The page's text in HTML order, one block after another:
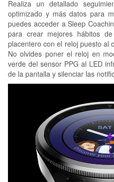
Realiza un detallado
optimizado y más datos para
puedes acceder a Sleep
para crear mejores hábitos
placentero con el reloj puesto al
No olvides poner el reloj en
verde del sensor PPG al LED
de la pantalla y silenciar las